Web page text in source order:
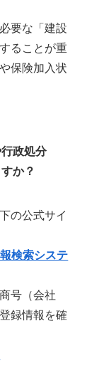
要な「建設
ることが重
保険加入状
政処分
か？
の公式サイ
検索システ
号（会社
録情報を確